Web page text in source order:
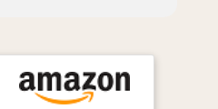
Organisation
intégrée des
couverts en